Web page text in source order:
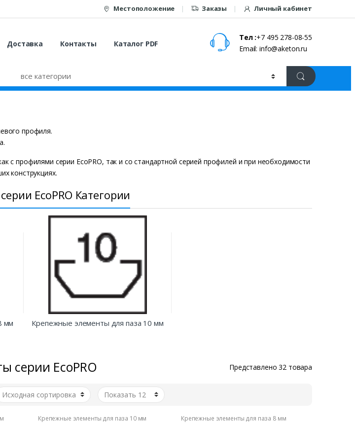
Местоположение Заказы Личный кабинет
Доставка Контакты Каталог PDF
Тел :+7 495 278-08-55
Email: info@aketon.ru
профиля.
с профилями серии EcoPRO, так и со стандартной серией профилей и при необходимости
конструкциях.
EcoPRO Категории
мм Крепежные элементы для паза 10 мм
серии EcoPRO Представлено 32 товара
Крепежные элементы для паза 10 мм Крепежные элементы для паза 8 мм